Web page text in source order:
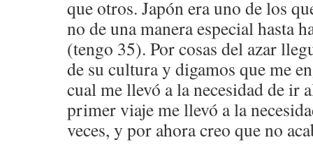
que otros. Japón era uno de los
no de una manera especial hasta
(tengo 35). Por cosas del azar
de su cultura y digamos que me
cual me llevó a la necesidad de
primer viaje me llevó a la
veces, y por ahora creo que no